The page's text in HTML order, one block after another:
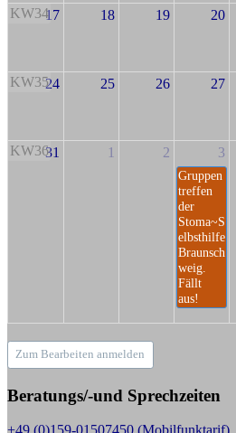
KW3417 18 19 20
KW3524 25 26 27
KW3631 1 2 3
Gruppen
treffen
der
Stoma~S
elbsthilfe
Braunsch
weig.
Fällt
aus!
Zum Bearbeiten anmelden
Beratungs/-und Sprechzeiten